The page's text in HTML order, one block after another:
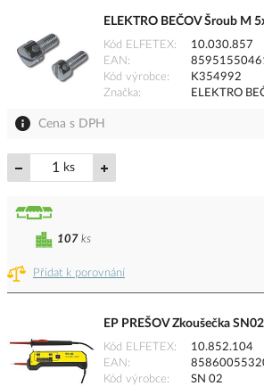
ELEKTRO BEČOV Šroub M
Kód ELFETEX
10.030.857
EAN
Kód výrobce
K354992
Značka
ELEKTRO
Cena s DPH
ks
Přidat k porovnání
107 ks
EP PREŠOV Zkoušečka
Kód ELFETEX
10.852.104
EAN
Kód výrobce
SN 02